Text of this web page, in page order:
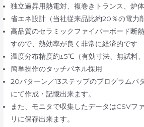
独立過昇用熱電対、複巻きトランス、炉
省エネ設計（当社従来品比約20％の電力
高品質のセラミックファイバーボード断
すので、熱効率が良く非常に経済的です
温度分布精度約±5℃（有効寸法、無試料、
簡単操作のタッチパネル採用
20パターン／13ステップのプログラムパ
にて作成・記憶出来ます。
また、モニタで収集したデータはCSVフ
リに保存出来ます。